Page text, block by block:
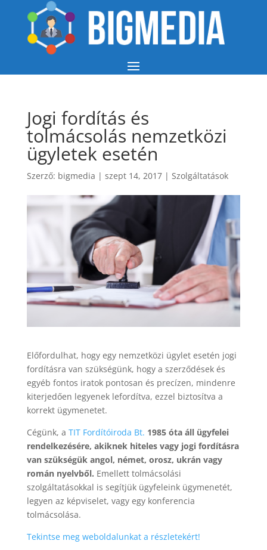
Jogi fordítás és
tolmácsolás nemzetközi
ügyletek esetén
Szerző: bigmedia | szept 14, 2017| Szolgáltatások
Előfordulhat, hogy egy nemzetközi ügylet esetén jogi
fordításra van szükségünk, hogy a szerződések és
egyéb fontos iratok pontosan és precízen, mindenre
kiterjedően legyenek lefordítva, ezzel biztosítva a
korrekt ügymenetet.
Cégünk, a TIT Fordítóiroda Bt. 1985 óta áll ügyfelei
rendelkezésére, akiknek hiteles vagy jogi fordításra
van szükségük angol, német, orosz, ukrán vagy
román nyelvből. Emellett tolmácsolási
szolgáltatásokkal is segítjük ügyfeleink ügymenetét,
legyen az képviselet, vagy egy konferencia
tolmácsolása.
Tekintse meg weboldalunkat a részletekért!